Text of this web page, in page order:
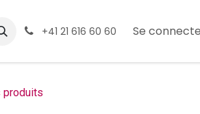
+41 21 616 60 60 Se
produits